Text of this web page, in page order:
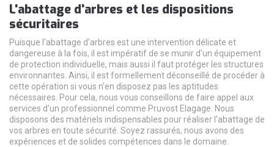
L'abattage d'arbres et les dispositions
sécuritaires
Puisque l'abattage d'arbres est une intervention délicate et
dangereuse à la fois, il est impératif de se munir d'un équipement
de protection individuelle, mais aussi il faut protéger les structures
environnantes. Ainsi, il est formellement déconseillé de procéder à
cette opération si vous n'en disposez pas les aptitudes
nécessaires. Pour cela, nous vous conseillons de faire appel aux
services d'un professionnel comme Pruvost Elagage. Nous
disposons des matériels indispensables pour réaliser l'abattage de
vos arbres en toute sécurité. Soyez rassurés, nous avons des
expériences et de solides compétences dans le domaine.